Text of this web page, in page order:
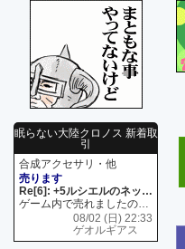
眠らない大陸クロノス 新着取
引
合成アクセサリ・他
売ります
Re[6]: +5ルシエルのネックレス
ゲーム内で売れましたので 在庫がネク1 リング4 となります リングのお値段は80G といたします
08/02 (日) 22:33
ゲオルギアス